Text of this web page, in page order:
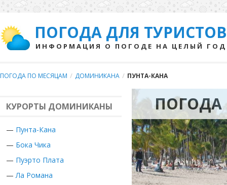
ПОГОДА ДЛЯ ТУРИСТОВ
ИНФОРМАЦИЯ О ПОГОДЕ НА ЦЕЛЫЙ ГОД
ПОГОДА ПО МЕСЯЦАМ / ДОМИНИКАНА / ПУНТА-КАНА
КУРОРТЫ ДОМИНИКАНЫ
— Пунта-Кана
— Бока Чика
— Пуэрто Плата
—Ла Романа
ПОГОДА